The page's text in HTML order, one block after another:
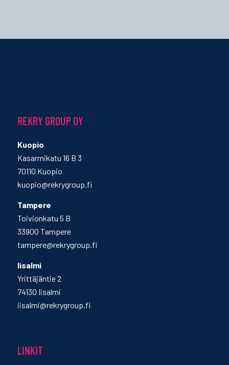
REKRY GROUP OY
Kuopio
Kasarmikatu 16 B 3
70110 Kuopio
kuopio@rekrygroup.fi
Tampere
Toivionkatu 5 B
33900 Tampere
tampere@rekrygroup.fi
Iisalmi
Yrittäjäntie 2
74130 Iisalmi
iisalmi@rekrygroup.fi
LINKIT